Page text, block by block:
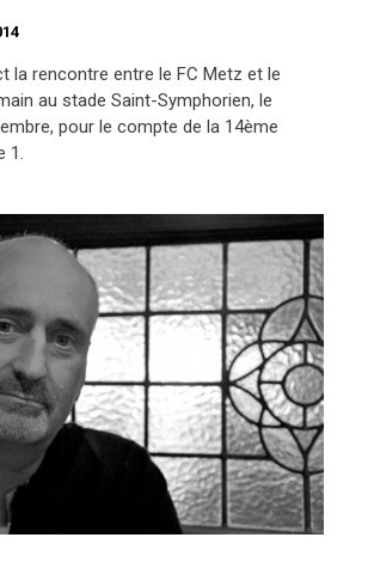
la rencontre entre le FC Metz et le
au stade Saint-Symphorien, le
pour le compte de la 14ème
1.